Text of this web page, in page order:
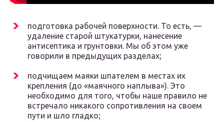
подготовка рабочей поверхности. То есть, —
удаление старой штукатурки, нанесение
антисептика и грунтовки. Мы об этом уже
говорили в предыдущих разделах;
подчищаем маяки шпателем в местах их
крепления (до «маячного наплыва»). Это
необходимо для того, чтобы наше правило не
встречало никакого сопротивления на своем
пути и шло гладко;